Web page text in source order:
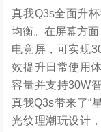
真我Q3s全面升
均衡。在屏幕方
电竞屏，可实现
效提升日常使用
容量并支持30W
真我Q3s带来了“
光纹理潮玩设计